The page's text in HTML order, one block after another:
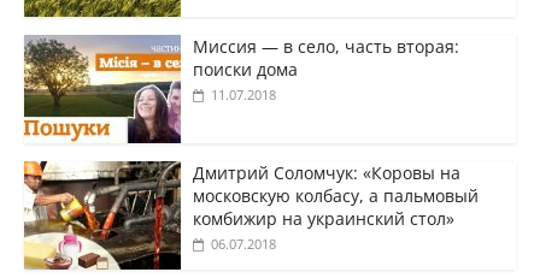
Миссия — в село, часть вторая:
поиски дома
11.07.2018
Дмитрий Соломчук: «Коровы на
московскую колбасу, а пальмовый
комбижир на украинский стол»
06.07.2018